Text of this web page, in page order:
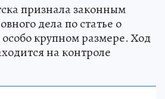
признала законным
дела по статье о
крупном размере. Ход
на контроле